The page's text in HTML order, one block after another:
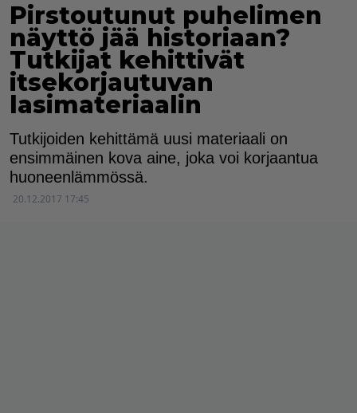
Pirstoutunut puhelimen
näyttö jää historiaan?
Tutkijat kehittivät
itsekorjautuvan
lasimateriaalin
Tutkijoiden kehittämä uusi materiaali on
ensimmäinen kova aine, joka voi korjaantua
huoneenlämmössä.
20.12.2017 17:45